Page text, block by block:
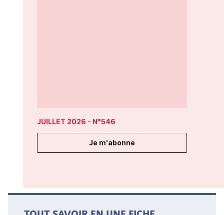
JUILLET 2026 - N°546
Je m'abonne